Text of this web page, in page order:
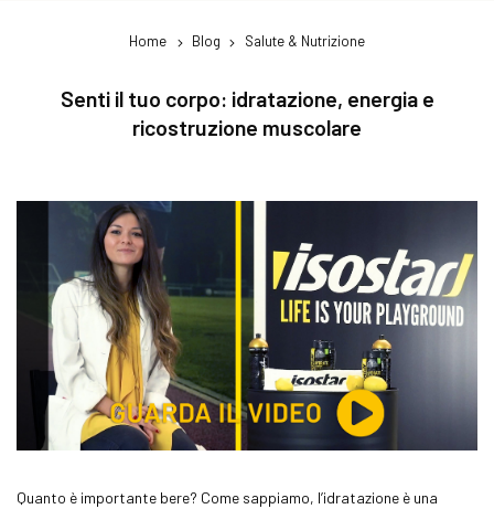
Home Blog Salute & Nutrizione
Senti il tuo corpo: idratazione, energia e
ricostruzione muscolare
Quanto è importante bere? Come sappiamo, l’idratazione è una